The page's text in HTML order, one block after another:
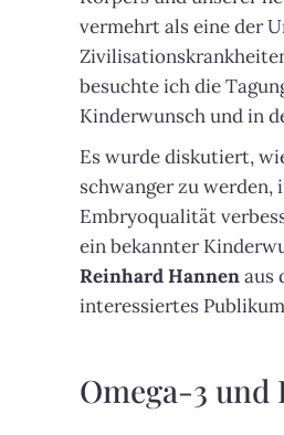
vermehrt als eine der
besuchte ich die
Kinderwunsch und in
Es wurde diskutiert,
schwanger zu werden,
Embryoqualität
ein bekannter
Reinhard Hannenaus
interessiertes
Omega-3